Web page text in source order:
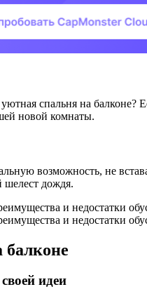
спальня на
новой комнаты.
возможность, не
шелест дождя.
идеи